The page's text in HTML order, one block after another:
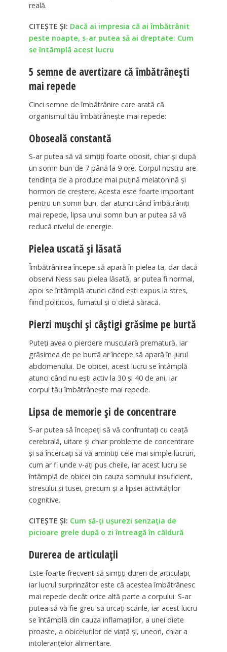
reală.
CITEȘTE ȘI: Dacă ai impresia că ai îmbătrânit
peste noapte, s-ar putea să ai dreptate: Cum
se întâmplă acest lucru
5 semne de avertizare că îmbătrânești
mai repede
Cinci semne de îmbătrânire care arată că
organismul tău îmbătrânește mai repede:
Oboseală constantă
S-ar putea să vă simțiți foarte obosit, chiar și după
un somn bun de 7 până la 9 ore. Corpul nostru are
tendința de a produce mai puțină melatonină și
hormon de creștere. Acesta este foarte important
pentru un somn bun, dar atunci când îmbătrâniți
mai repede, lipsa unui somn bun ar putea să vă
reducă nivelul de energie.
Pielea uscată și lăsată
Îmbătrânirea începe să apară în pielea ta, dar dacă
observi Ness sau pielea lăsată, ar putea fi normal,
apoi se întâmplă atunci când ești expus la stres,
fiind politicos, fumatul și o dietă săracă.
Pierzi mușchi și câștigi grăsime pe burtă
Puteți avea o pierdere musculară prematură, iar
grăsimea de pe burtă ar începe să apară în jurul
abdomenului. De obicei, acest lucru se întâmplă
atunci când nu ești activ la 30 și 40 de ani, iar
corpul tău îmbătrânește mai repede.
Lipsa de memorie și de concentrare
S-ar putea să începeți să vă confruntați cu ceață
cerebrală, uitare și chiar probleme de concentrare
și să încercați să vă amintiți cele mai simple lucruri,
cum ar fi unde v-ați pus cheile, iar acest lucru se
întâmplă de obicei din cauza somnului insuficient,
stresului și tusei, precum și a lipsei activităților
cognitive.
CITEȘTE ȘI: Cum să-ți ușurezi senzația de
picioare grele după o zi întreagă în căldură
Durerea de articulații
Este foarte frecvent să simțiți dureri de articulații,
iar lucrul surprinzător este că acestea îmbătrânesc
mai repede decât orice altă parte a corpului. S-ar
putea să vă fie greu să urcați scările, iar acest lucru
se întâmplă din cauza inflamațiilor, a unei diete
proaste, a obiceiurilor de viață și, uneori, chiar a
intoleranțelor alimentare.